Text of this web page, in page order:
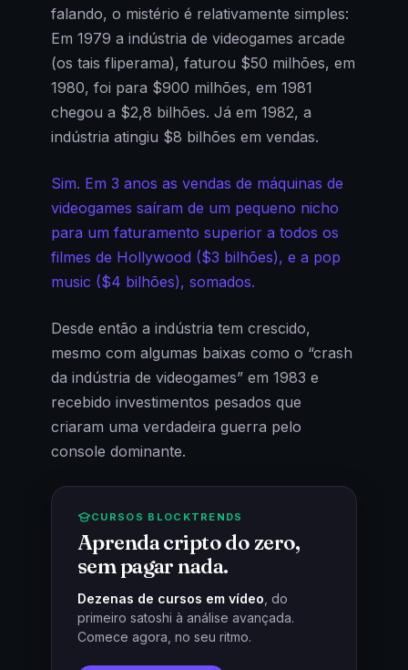
falando, o mistério é relativamente simples:
Em 1979 a indústria de videogames arcade
(os tais fliperama), faturou $50 milhões, em
1980, foi para $900 milhões, em 1981
chegou a $2,8 bilhões. Já em 1982, a
indústria atingiu $8 bilhões em vendas.
Sim. Em 3 anos as vendas de máquinas de
videogames saíram de um pequeno nicho
para um faturamento superior a todos os
filmes de Hollywood ($3 bilhões), e a pop
music ($4 bilhões), somados.
Desde então a indústria tem crescido,
mesmo com algumas baixas como o “crash
da indústria de videogames” em 1983 e
recebido investimentos pesados que
criaram uma verdadeira guerra pelo
console dominante.
CURSOS BLOCKTRENDS
Aprenda cripto do zero,
sem pagar nada.
Dezenas de cursos em vídeo , do
primeiro satoshi à análise avançada.
Comece agora, no seu ritmo.